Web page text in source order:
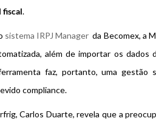
fiscal.
sistema IRPJ Manager da Becomex, a
além de importar os dados
faz, portanto, uma gestão
compliance.
Carlos Duarte, revela que a